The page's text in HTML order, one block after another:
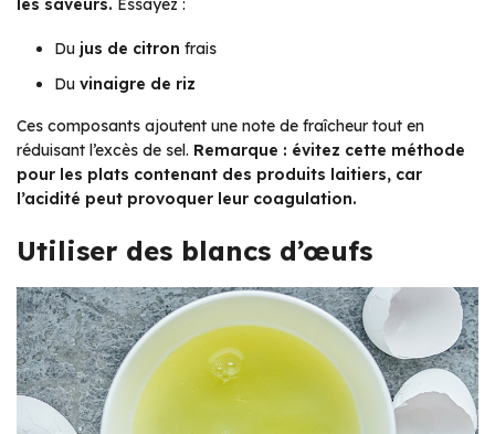
les saveurs. Essayez :
Du jus de citron frais
Du vinaigre de riz
Ces composants ajoutent une note de fraîcheur tout en
réduisant l’excès de sel. Remarque : évitez cette méthode
pour les plats contenant des produits laitiers, car
l’acidité peut provoquer leur coagulation.
Utiliser des blancs d’œufs